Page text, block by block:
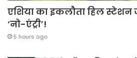
एशिया का इकलौता हिल स्टेशन
‘नो-एंट्री’!
5 hours ago